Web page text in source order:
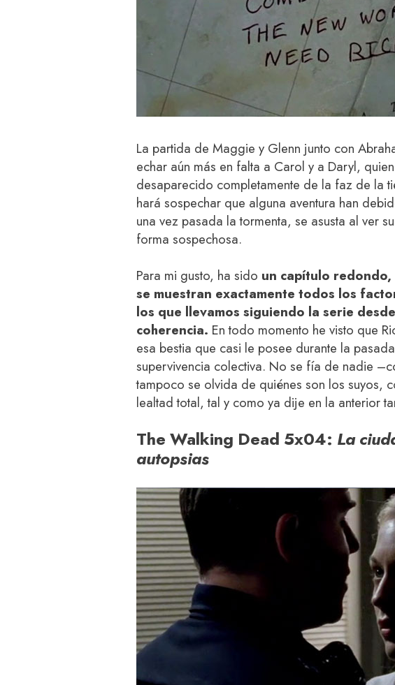
La partida de Maggie y Glenn junto con
echar aún más en falta a Carol y a Daryl,
desaparecido completamente de la faz de la
hará sospechar que alguna aventura han
una vez pasada la tormenta, se asusta al ver
forma sospechosa.
Para mi gusto, ha sido un capítulo
se muestran exactamente todos los
los que llevamos siguiendo la serie
coherencia. En todo momento he visto que
esa bestia que casi le posee durante la
supervivencia colectiva. No se fía de nadie
tampoco se olvida de quiénes son los suyos,
lealtad total, tal y como ya dije en la anterior
The Walking Dead 5x04: La
autopsias